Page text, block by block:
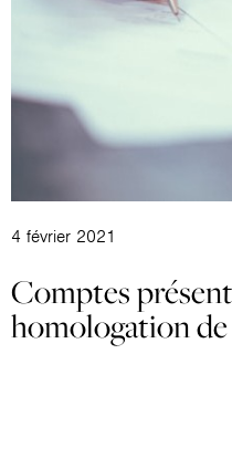
4 février 2021
Comptes
homologation